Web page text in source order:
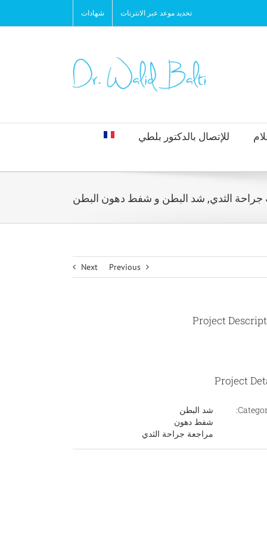
تحديد موعد عبر الانترنات شهادات
للإتصال بالدكتور بلطي
جراحة الثدي, شد البطن و شفط دهون البطن
Previous
Next
Project
Project
شد البطن
شفط دهون
مراجعة جراحة الثدي